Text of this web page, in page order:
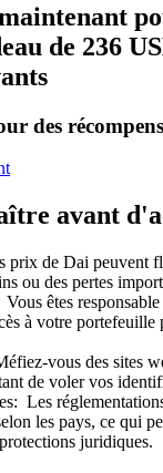
!
de 236
des
avant
prix de Dai peuvent
ou des pertes
Vous êtes
à votre portefeuille
vous des sites
de voler vos
: Les
les pays, ce qui
juridiques.